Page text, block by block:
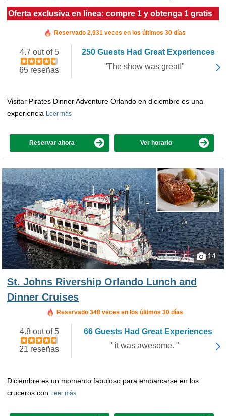
Oferta exclusiva en línea: compre 1 y obtenga 1 gratis
4.7 out of 5
65 reseñas
250 Guests Had Great Experiences
"The show was great!"
Visitar Pirates Dinner Adventure Orlando en diciembre es una
experiencia Leer más
Reservar ahora Ver horario
14
St. Johns Rivership Orlando Lunch and
Dinner Cruises
4.8 out of 5
21 reseñas
66 Guests Had Great Experiences
" it was awesome. "
Diciembre es un momento fabuloso para embarcarse en los
cruceros con Leer más